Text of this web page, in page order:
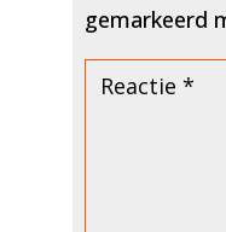
gemarkeerd